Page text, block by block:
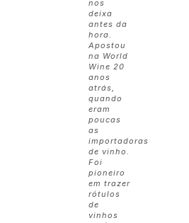
nos
deixa
antes da
hora.
Apostou
na World
Wine 20
anos
atrás,
quando
eram
poucas
as
importadoras
de vinho.
Foi
pioneiro
em trazer
rótulos
de
vinhos